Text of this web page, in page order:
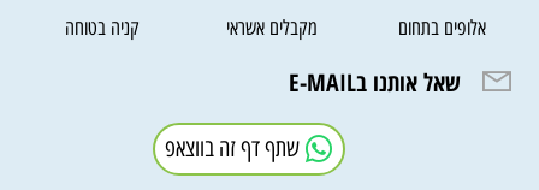
אלופים בתחום מקבלים אשראי קניה בטוחה
שאל אותנו בE-MAIL
שתף דף זה בווצאפ